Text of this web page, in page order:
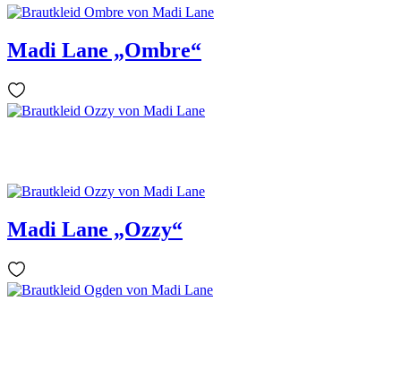
Madi Lane „Ombre“
Madi Lane „Ozzy“